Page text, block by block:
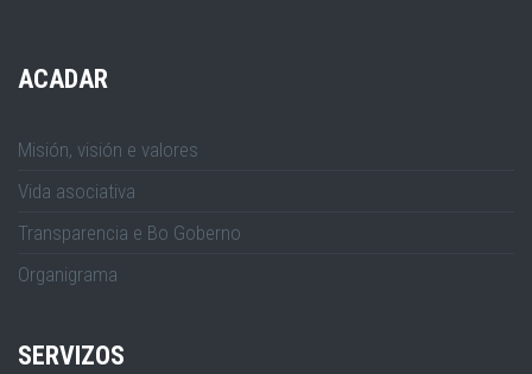
ACADAR
Misión, visión e valores
Vida asociativa
Transparencia e Bo Goberno
Organigrama
SERVIZOS